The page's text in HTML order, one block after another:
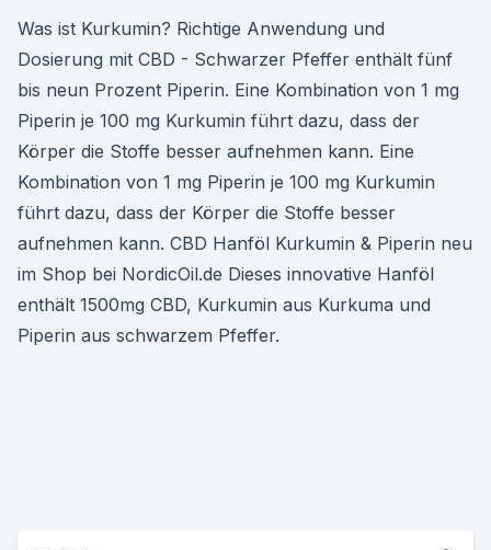
Was ist Kurkumin? Richtige Anwendung und
Dosierung mit CBD - Schwarzer Pfeffer enthält fünf
bis neun Prozent Piperin. Eine Kombination von 1 mg
Piperin je 100 mg Kurkumin führt dazu, dass der
Körper die Stoffe besser aufnehmen kann. Eine
Kombination von 1 mg Piperin je 100 mg Kurkumin
führt dazu, dass der Körper die Stoffe besser
aufnehmen kann. CBD Hanföl Kurkumin & Piperin neu
im Shop bei NordicOil.de Dieses innovative Hanföl
enthält 1500mg CBD, Kurkumin aus Kurkuma und
Piperin aus schwarzem Pfeffer.